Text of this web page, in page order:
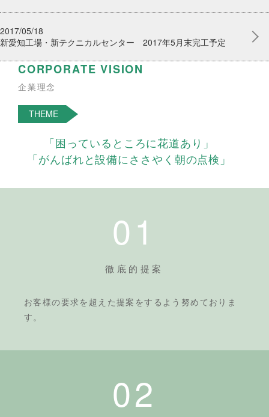
2017/05/18
新愛知工場・新テクニカルセンター 2017年5月末完工予定
CORPORATE VISION
企業理念
THEME
「困っているところに花道あり」
「がんばれと設備にささやく朝の点検」
01
徹底的提案
お客様の要求を超えた提案をするよう努めておりま
す。
02